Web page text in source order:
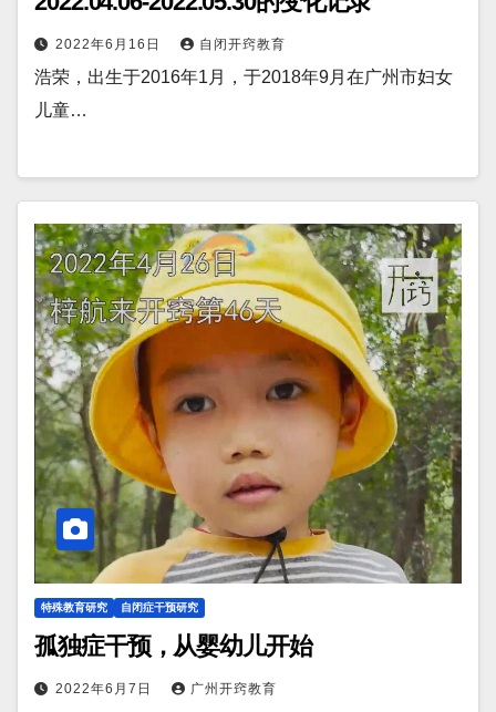
2022年6月16日 自闭开窍教育
浩荣，出生于2016年1月，于2018年9月在广州市妇女
儿童…
特殊教育研究 自闭症干预研究
孤独症干预，从婴幼儿开始
2022年6月7日 广州开窍教育